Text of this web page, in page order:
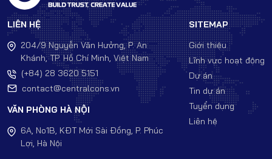
LIÊN HỆ
204/9 Nguyễn Văn Hưởng, P. An
Khánh, TP. Hồ Chí Minh, Việt Nam
(+84) 28 3620 5151
contact@centralcons.vn
VĂN PHÒNG HÀ NỘI
6A, No1B, KĐT Mới Sài Đồng, P. Phúc
Lợi, Hà Nội
SITEMAP
Giới thiệu
Lĩnh vực hoạt động
Dự án
Tin dự án
Tuyển dụng
Liên hệ